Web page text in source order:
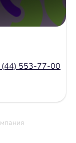
553-77-00